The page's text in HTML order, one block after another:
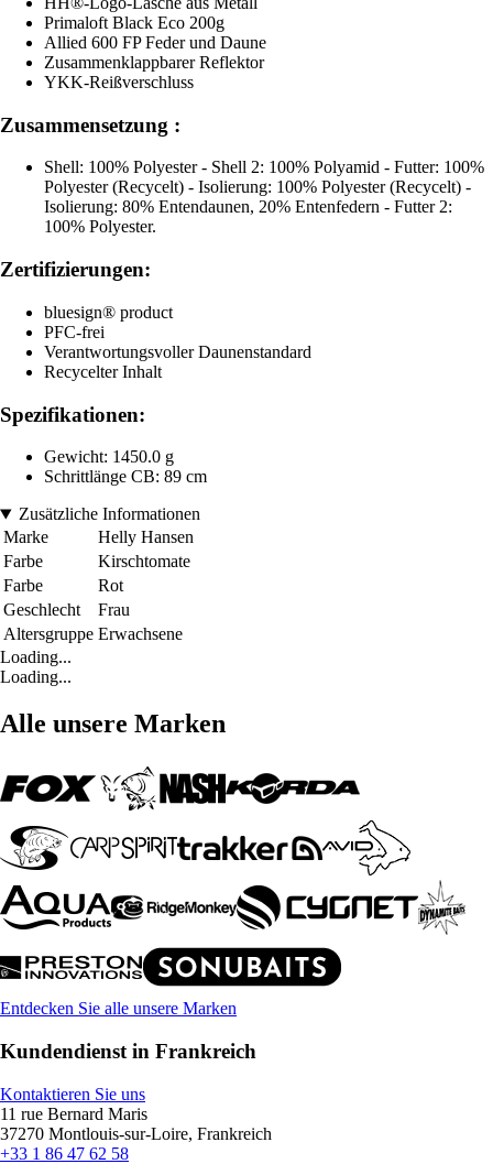
Primaloft Black Eco 200g
Allied 600 FP Feder und Daune
Zusammenklappbarer Reflektor
YKK-Reißverschluss
Zusammensetzung :
Shell: 100% Polyester - Shell 2: 100% Polyamid - Futter: 100%
Polyester (Recycelt) - Isolierung: 100% Polyester (Recycelt) -
Isolierung: 80% Entendaunen, 20% Entenfedern - Futter 2:
100% Polyester.
Zertifizierungen:
bluesign® product
PFC-frei
Verantwortungsvoller Daunenstandard
Recycelter Inhalt
Spezifikationen:
Gewicht: 1450.0 g
Schrittlänge CB: 89 cm
Zusätzliche Informationen
Marke
Helly Hansen
Farbe
Kirschtomate
Farbe
Rot
Geschlecht
Frau
Altersgruppe Erwachsene
Loading...
Loading...
Alle unsere Marken
Entdecken Sie alle unsere Marken
Kundendienst in Frankreich
Kontaktieren Sie uns
11 rue Bernard Maris
37270 Montlouis-sur-Loire, Frankreich
+33 1 86 47 62 58